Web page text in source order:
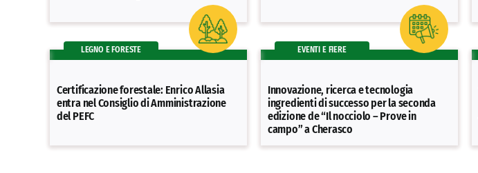
Certificazione forestale: Enrico Allasia
entra nel Consiglio di Amministrazione
del PEFC
LEGNO E FORESTE
Innovazione, ricerca e tecnologia
ingredienti di successo per la seconda
edizione de “Il nocciolo – Prove in
campo” a Cherasco
EVENTI E FIERE